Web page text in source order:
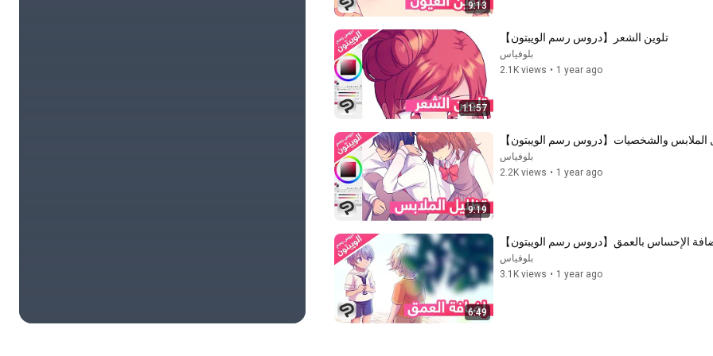
9:13
11:57
تلوين الشعر【دروس رسم الويبتون】
بلوفياس
2.1K views • 1 year ago
9:19
الملابس والشخصيات【دروس رسم الويبتون】
بلوفياس
2.2K views • 1 year ago
6:49
الإحساس بالعمق【دروس رسم الويبتون】
بلوفياس
3.1K views • 1 year ago